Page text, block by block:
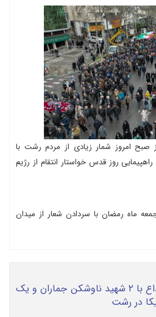
صبح امروز شمار زیادی از مردم رشت با
روز قدس خواستار انتقام از رژیم
ماه رمضان با سردادن شعار از میدان
گزارش تصویری؛ مراسم وداع با ۲ شهید ناوشکن جماران و یک
در رشت